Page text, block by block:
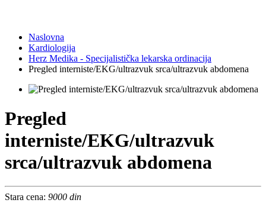
Naslovna
Kardiologija
Herz Medika - Specijalistička lekarska ordinacija
Pregled interniste/EKG/ultrazvuk srca/ultrazvuk abdomena
Pregled
interniste/EKG/ultrazvuk
srca/ultrazvuk abdomena
Stara cena: 9000 din